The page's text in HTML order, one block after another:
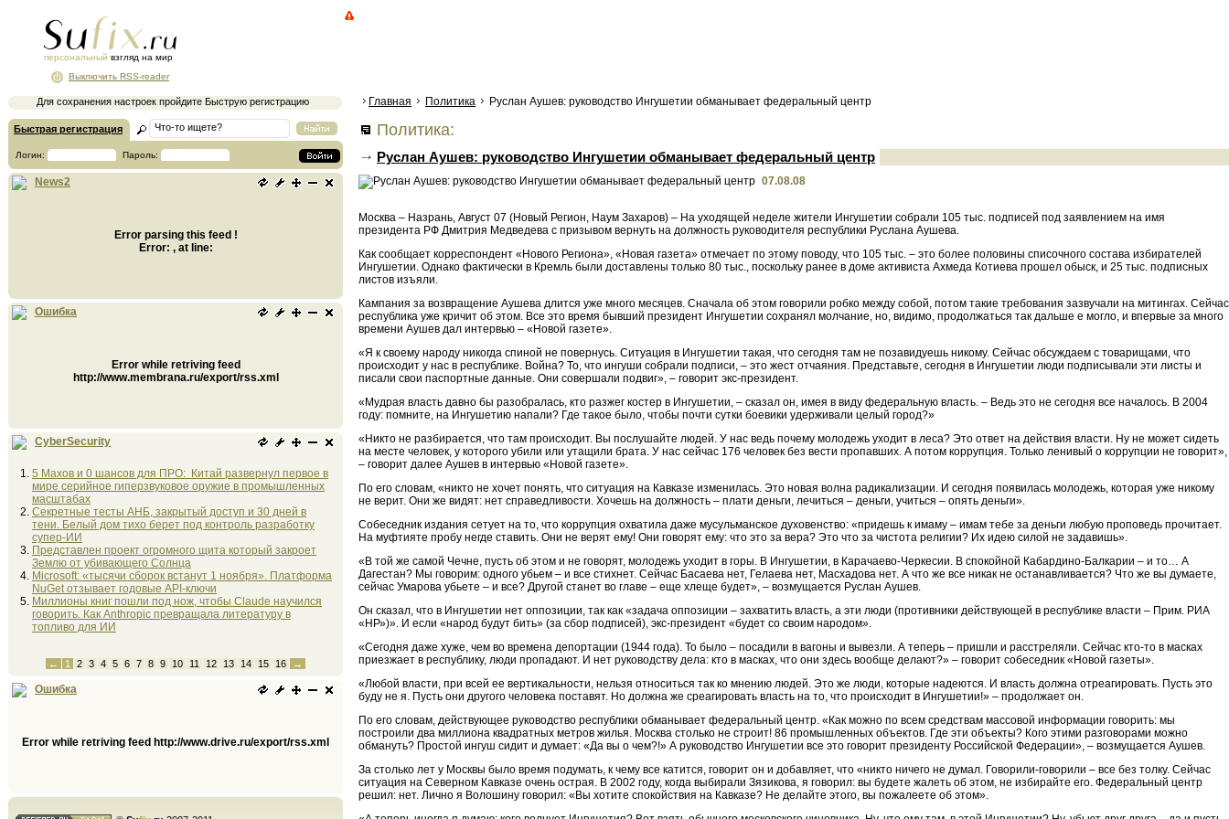
персональный взгляд на мир
Для сохранения настроек пройдите Быструю регистрацию
Выключить RSS-reader
Быстрая регистрация
Логин: Пароль:
News2
Error parsing this feed !
Error: , at line:
Ошибка
Error while retriving feed
http://www.membrana.ru/export/rss.xml
CyberSecurity
5 Махов и 0 шансов для ПРО: Китай развернул первое в
мире серийное гиперзвуковое оружие в промышленных
масштабах
Секретные тесты АНБ, закрытый доступ и 30 дней в
тени. Белый дом тихо берет под контроль разработку
супер-ИИ
Представлен проект огромного щита который закроет
Землю от убивающего Солнца
Microsoft: «тысячи сборок встанут 1 ноября». Платформа
NuGet отзывает годовые API-ключи
Миллионы книг пошли под нож, чтобы Claude научился
говорить. Как Anthropic превращала литературу в
топливо для ИИ
← 1 2 3 4 5 6 7 8 9 10 11 12 13 14 15 16 →
Ошибка
Error while retriving feed http://www.drive.ru/export/rss.xml
Главная Политика Руслан Аушев: руководство Ингушетии обманывает федеральный центр
Политика:
Руслан Аушев: руководство Ингушетии обманывает федеральный центр
07.08.08
Москва – Назрань, Август 07 (Новый Регион, Наум Захаров) – На уходящей неделе жители Ингушетии собрали 105 тыс. подписей под заявлением на имя
президента РФ Дмитрия Медведева с призывом вернуть на должность руководителя республики Руслана Аушева.
Как сообщает корреспондент «Нового Региона», «Новая газета» отмечает по этому поводу, что 105 тыс. – это более половины списочного состава избирателей
Ингушетии. Однако фактически в Кремль были доставлены только 80 тыс., поскольку ранее в доме активиста Ахмеда Котиева прошел обыск, и 25 тыс. подписных
листов изъяли.
Кампания за возвращение Аушева длится уже много месяцев. Сначала об этом говорили робко между собой, потом такие требования зазвучали на митингах. Сейчас
республика уже кричит об этом. Все это время бывший президент Ингушетии сохранял молчание, но, видимо, продолжаться так дальше е могло, и впервые за много
времени Аушев дал интервью – «Новой газете».
«Я к своему народу никогда спиной не повернусь. Ситуация в Ингушетии такая, что сегодня там не позавидуешь никому. Сейчас обсуждаем с товарищами, что
происходит у нас в республике. Война? То, что ингуши собрали подписи, – это жест отчаяния. Представьте, сегодня в Ингушетии люди подписывали эти листы и
писали свои паспортные данные. Они совершали подвиг», – говорит экс-президент.
«Мудрая власть давно бы разобралась, кто разжег костер в Ингушетии, – сказал он, имея в виду федеральную власть. – Ведь это не сегодня все началось. В 2004
году: помните, на Ингушетию напали? Где такое было, чтобы почти сутки боевики удерживали целый город?»
«Никто не разбирается, что там происходит. Вы послушайте людей. У нас ведь почему молодежь уходит в леса? Это ответ на действия власти. Ну не может сидеть
на месте человек, у которого убили или утащили брата. У нас сейчас 176 человек без вести пропавших. А потом коррупция. Только ленивый о коррупции не говорит»,
– говорит далее Аушев в интервью «Новой газете».
По его словам, «никто не хочет понять, что ситуация на Кавказе изменилась. Это новая волна радикализации. И сегодня появилась молодежь, которая уже никому
не верит. Они же видят: нет справедливости. Хочешь на должность – плати деньги, лечиться – деньги, учиться – опять деньги».
Собеседник издания сетует на то, что коррупция охватила даже мусульманское духовенство: «придешь к имаму – имам тебе за деньги любую проповедь прочитает.
На муфтияте пробу негде ставить. Они не верят ему! Они говорят ему: что это за вера? Это что за чистота религии? Их идею силой не задавишь».
«В той же самой Чечне, пусть об этом и не говорят, молодежь уходит в горы. В Ингушетии, в Карачаево-Черкесии. В спокойной Кабардино-Балкарии – и то… А
Дагестан? Мы говорим: одного убьем – и все стихнет. Сейчас Басаева нет, Гелаева нет, Масхадова нет. А что же все никак не останавливается? Что же вы думаете,
сейчас Умарова убьете – и все? Другой станет во главе – еще хлеще будет», – возмущается Руслан Аушев.
Он сказал, что в Ингушетии нет оппозиции, так как «задача оппозиции – захватить власть, а эти люди (противники действующей в республике власти – Прим. РИА
«НР»)». И если «народ будут бить» (за сбор подписей), экс-президент «будет со своим народом».
«Сегодня даже хуже, чем во времена депортации (1944 года). То было – посадили в вагоны и вывезли. А теперь – пришли и расстреляли. Сейчас кто-то в масках
приезжает в республику, люди пропадают. И нет руководству дела: кто в масках, что они здесь вообще делают?» – говорит собеседник «Новой газеты».
«Любой власти, при всей ее вертикальности, нельзя относиться так ко мнению людей. Это же люди, которые надеются. И власть должна отреагировать. Пусть это
буду не я. Пусть они другого человека поставят. Но должна же среагировать власть на то, что происходит в Ингушетии!» – продолжает он.
По его словам, действующее руководство республики обманывает федеральный центр. «Как можно по всем средствам массовой информации говорить: мы
построили два миллиона квадратных метров жилья. Москва столько не строит! 86 промышленных объектов. Где эти объекты? Кого этими разговорами можно
обмануть? Простой ингуш сидит и думает: «Да вы о чем?!» А руководство Ингушетии все это говорит президенту Российской Федерации», – возмущается Аушев.
За столько лет у Москвы было время подумать, к чему все катится, говорит он и добавляет, что «никто ничего не думал. Говорили-говорили – все без толку. Сейчас
ситуация на Северном Кавказе очень острая. В 2002 году, когда выбирали Зязикова, я говорил: вы будете жалеть об этом, не избирайте его. Федеральный центр
решил: нет. Лично я Волошину говорил: «Вы хотите спокойствия на Кавказе? Не делайте этого, вы пожалеете об этом».